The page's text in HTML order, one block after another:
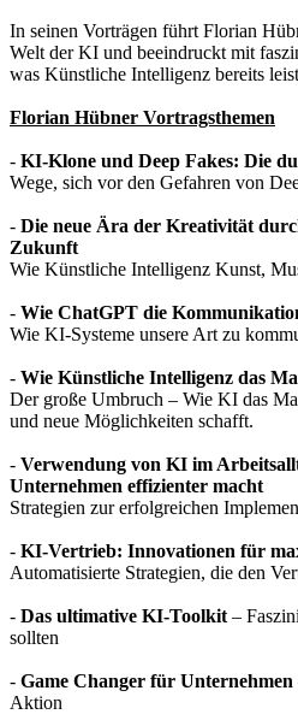
In seinen Vorträgen führt Florian
Welt der KI und beeindruckt mit
was Künstliche Intelligenz bereits
Florian Hübner Vortragsthemen
- KI-Klone und Deep Fakes: Die
Wege, sich vor den Gefahren von
- Die neue Ära der Kreativität
Zukunft
Wie Künstliche Intelligenz Kunst,
- Wie ChatGPT die
Wie KI-Systeme unsere Art zu
- Wie Künstliche Intelligenz das
Der große Umbruch – Wie KI das
und neue Möglichkeiten schafft.
- Verwendung von KI im
Unternehmen effizienter macht
Strategien zur erfolgreichen
- KI-Vertrieb: Innovationen für
Automatisierte Strategien, die den
- Das ultimative KI-Toolkit–
sollten
- Game Changer für Unternehmen
Aktion